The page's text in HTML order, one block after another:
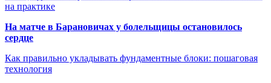
на практике
На матче в Барановичах у болельщицы остановилось
сердце
Как правильно укладывать фундаментные блоки: пошаговая
технология